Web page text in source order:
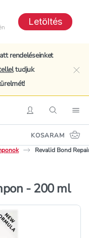
Letöltés
rendeléseinket
tudjuk
BelépésKeresés
KOSARAM
Revalid Bond
- 200 ml